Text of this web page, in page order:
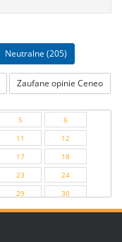
Neutralne (205)
Zaufane opinie Ceneo
5
6
11
12
17
18
23
24
29
30
35
36